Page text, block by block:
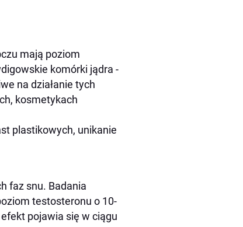
mają poziom
komórki jądra -
na działanie tych
kosmetykach
plastikowych, unikanie
faz snu. Badania
testosteronu o 10-
pojawia się w ciągu